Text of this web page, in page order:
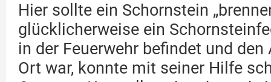
Hier sollte ein Schornstein
glücklicherweise ein
in der Feuerwehr befindet und den
Ort war, konnte mit seiner Hilfe